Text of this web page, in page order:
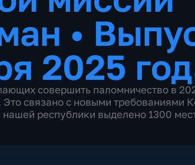
•
2025
совершить паломничество в
связано с новыми требованиями
республики выделено 1300